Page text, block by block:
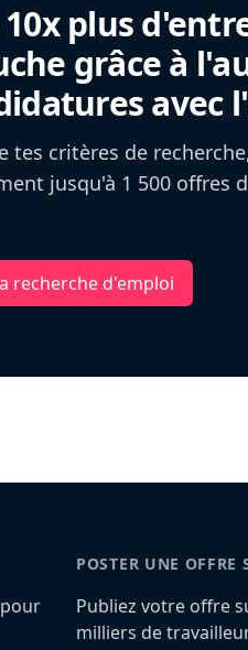
plus
grâce à
avec
tes critères de
jusqu'à 1 500 offres
recherche d'emploi
POSTER UNE OFFRE
Publiez votre offre
milliers de